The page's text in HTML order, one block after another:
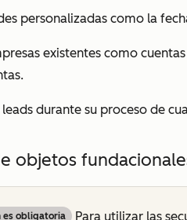
personalizadas como la
existentes como
durante su proceso de
objetos
es obligatoria Para utilizar las